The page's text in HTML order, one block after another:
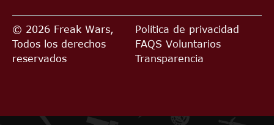
© 2026 Freak Wars,
Todos los derechos
reservados
Política de privacidad
FAQS Voluntarios
Transparencia